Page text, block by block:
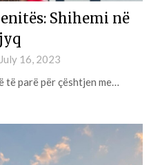
Shihemi në
July 16, 2023
të parë për çështjen me…